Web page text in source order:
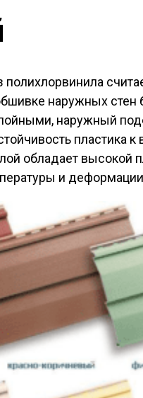
полихлорвинила
наружных стен
наружный
пластика к
обладает высокой
и